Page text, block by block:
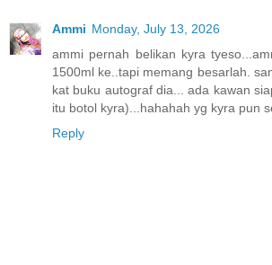
Ammi Monday, July 13, 2026
ammi pernah belikan kyra
1500ml ke..tapi memang besarlah.
kat buku autograf dia... ada kawan
itu botol kyra)...hahahah yg kyra pun
Reply